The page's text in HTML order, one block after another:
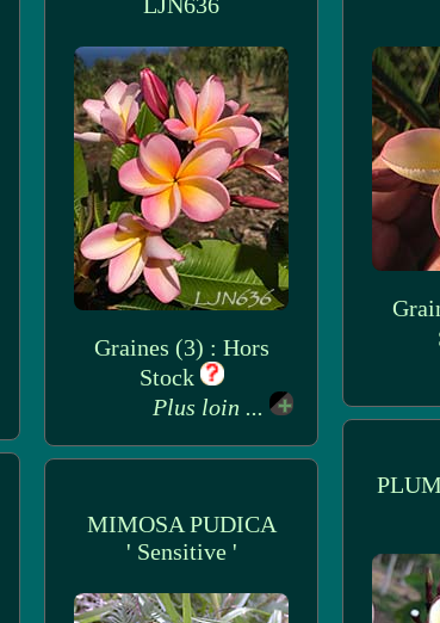
Graines (3) : Hors
Stock
Plus loin ...
MIMOSA PUDICA
' Sensitive '